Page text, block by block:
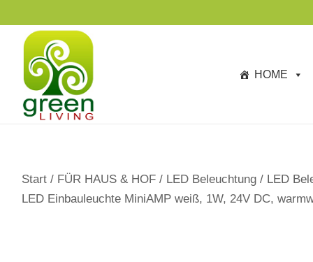
p
HOME
Start / FÜR HAUS & HOF / LED Beleuchtung / LED
LED Einbauleuchte MiniAMP weiß, 1W, 24V DC,